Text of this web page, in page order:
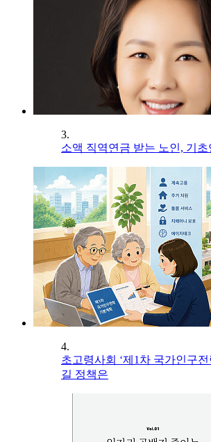
3.
소액 직역연금 받는 노인, 기
4.
초고령사회 ‘제1차 국가인구
길 정책은